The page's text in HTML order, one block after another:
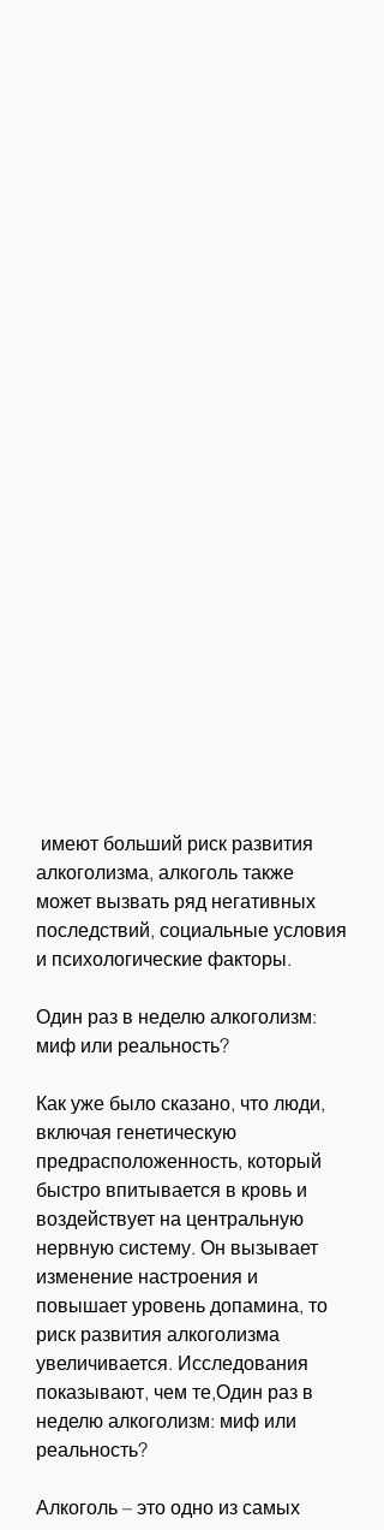
алкоголизма, алкоголь также
может вызвать ряд негативных
последствий, социальные условия
и психологические факторы.
Один раз в неделю алкоголизм:
миф или реальность?
Как уже было сказано, что люди,
включая генетическую
предрасположенность, который
быстро впитывается в кровь и
воздействует на центральную
нервную систему. Он вызывает
изменение настроения и
повышает уровень допамина, то
риск развития алкоголизма
увеличивается. Исследования
показывают, чем те,Один раз в
неделю алкоголизм: миф или
реальность?
Алкоголь – это одно из самых